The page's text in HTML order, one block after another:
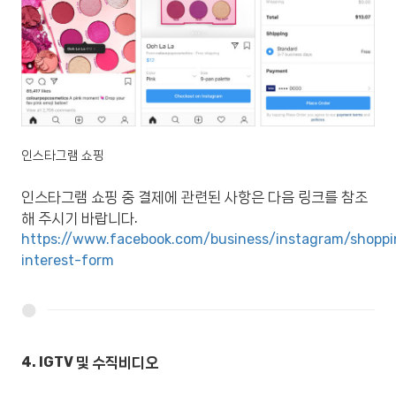
인스타그램 쇼핑
인스타그램 쇼핑 중 결제에 관련된 사항은 다음 링크를 참조
해 주시기 바랍니다.
https://www.facebook.com/business/instagram/
interest-form
4. IGTV 및 수직비디오